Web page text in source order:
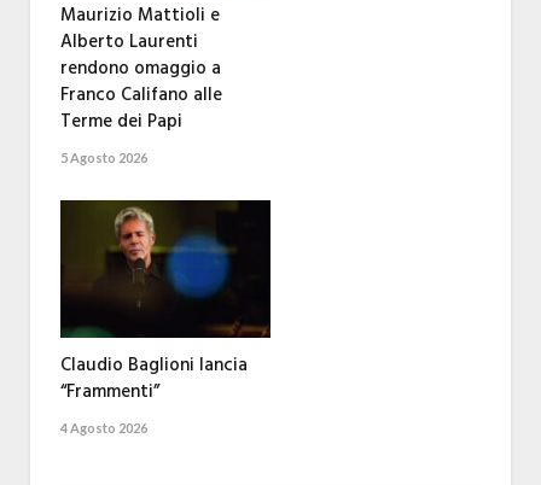
Maurizio Mattioli e
Alberto Laurenti
rendono omaggio a
Franco Califano alle
Terme dei Papi
5 Agosto 2026
Claudio Baglioni lancia
“Frammenti”
4 Agosto 2026